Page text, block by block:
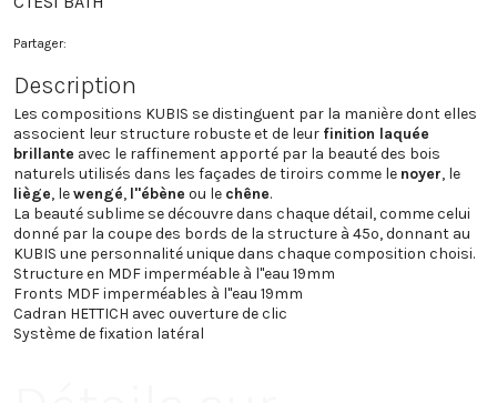
Partager:
Description
Les compositions KUBIS se distinguent par la manière dont elles
associent leur structure robuste et de leur finition laquée
brillante avec le raffinement apporté par la beauté des bois
naturels utilisés dans les façades de tiroirs comme le noyer, le
liège, lewengé, l"ébène ou le chêne.
La beauté sublime se découvre dans chaque détail, comme celui
donné par la coupe des bords de la structure à 45º, donnant au
KUBIS une personnalité unique dans chaque composition choisi.
Structure en MDF imperméable à l"eau 19mm
Fronts MDF imperméables à l"eau 19mm
Cadran HETTICH avec ouverture de clic
Système de fixation latéral